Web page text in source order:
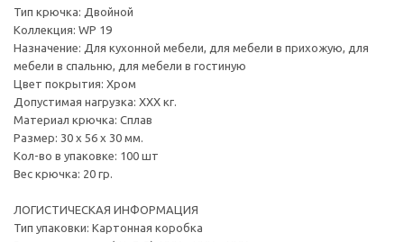
Тип крючка: Двойной
Коллекция: WP 19
Назначение: Для кухонной мебели, для мебели в прихожую, для
мебели в спальню, для мебели в гостиную
Цвет покрытия: Хром
Допустимая нагрузка: ХХХ кг.
Материал крючка: Сплав
Размер: 30 х 56 х 30 мм.
Кол-во в упаковке: 100 шт
Вес крючка: 20 гр.
ЛОГИСТИЧЕСКАЯ ИНФОРМАЦИЯ
Тип упаковки: Картонная коробка